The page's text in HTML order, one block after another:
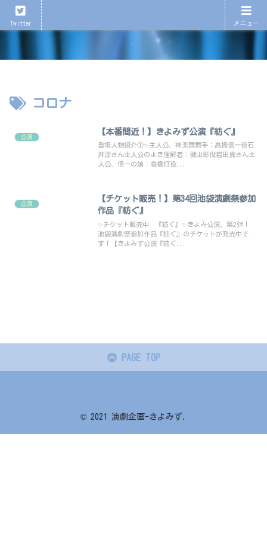
コロナ
公演
【本番間近！】きよみず公演『紡ぐ』
登場人物紹介①✨主人公、神楽舞舞手：高橋信一役石
井淳さん主人公のよき理解者：健山彰役岩田真さん主
人公、信一の娘：高橋灯役...
公演
【チケット販売！】第34回池袋演劇祭参加
作品『紡ぐ』
✨チケット販売中 『紡ぐ』✨きよみ公演、第2弾！
池袋演劇祭参加作品『紡ぐ』のチケットが発売中で
す！【きよみず公演『紡ぐ...
PAGE TOP
© 2021 演劇企画-きよみず.
Twitter メニュー